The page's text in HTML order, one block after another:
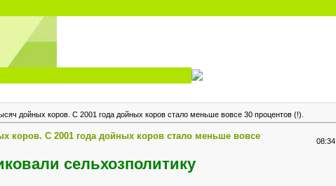
дойных коров. С 2001 года дойных коров стало меньше вовсе 30 процентов (!).
коров. С 2001 года дойных коров стало меньше вовсе
08:34
сельхозполитику